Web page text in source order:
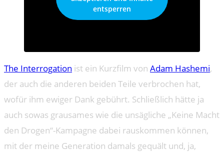
entsperren
The Interrogation ist ein Kurzfilm von Adam Hashemi,
der auch die anderen beiden Teile verbrochen hat,
wofür ihm ewiger Dank gebührt. Schließlich hätte ja
auch sowas grausames wie die unsägliche „Keine Macht
den Drogen“-Kampagne dabei rauskommen können,
mit der meine Generation damals gequält und, ja,